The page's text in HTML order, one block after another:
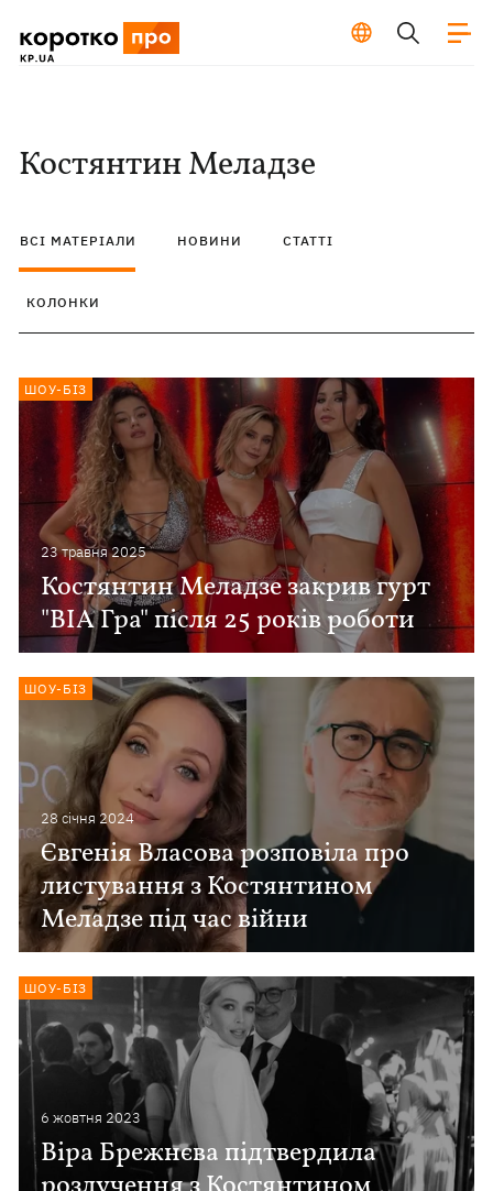
Костянтин Меладзе
ВСІ МАТЕРІАЛИ НОВИНИ СТАТТІ
КОЛОНКИ
23 травня 2025
Костянтин Меладзе закрив гурт
"ВІА Гра" після 25 років роботи
ШОУ-БІЗ
28 сiчня 2024
Євгенія Власова розповіла про
листування з Костянтином
Меладзе під час війни
ШОУ-БІЗ
6 жовтня 2023
Віра Брежнєва підтвердила
ШОУ-БІЗ